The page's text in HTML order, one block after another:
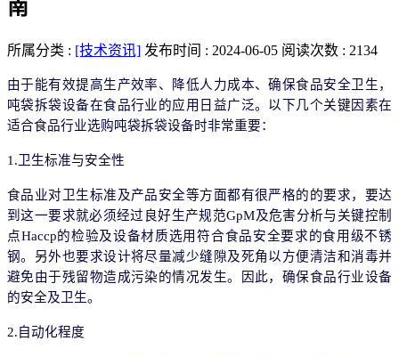
南
所属分类 : [技术资讯] 发布时间 : 2024-06-05 阅读次数 : 2134
由于能有效提高生产效率、降低人力成本、确保食品安全卫生，
吨袋拆袋设备在食品行业的应用日益广泛。以下几个关键因素在
适合食品行业选购吨袋拆袋设备时非常重要：
1.卫生标准与安全性
食品业对卫生标准及产品安全等方面都有很严格的的要求，要达
到这一要求就必须经过良好生产规范GpM及危害分析与关键控制
点Haccp的检验及设备材质选用符合食品安全要求的食用级不锈
钢。另外也要求设计将尽量减少缝隙及死角以方便清洁和消毒并
避免由于残留物造成污染的情况发生。因此，确保食品行业设备
的安全及卫生。
2.自动化程度